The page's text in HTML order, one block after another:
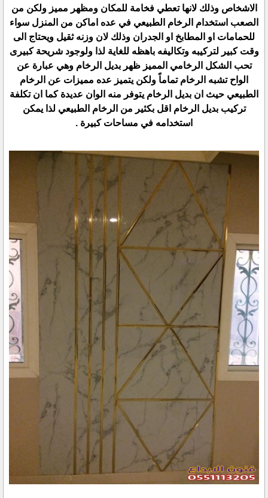
الاشخاص وذلك لانها تعطي فخامة للمكان ومظهر مميز ولكن من
الصعب استخدام الرخام الطبيعي في عده اماكن من المنزل سواء
للحمامات او المطابخ او الجدران وذلك لان وزنه ثقيل ويحتاج الى
وقت كبير لتركيبه وتكاليفه باهظه للغاية لذا ولوجود شريحة كبيرى
تحب الشكل الرخامي المميز ظهر بديل الرخام وهي عبارة عن
الواح تشبه الرخام تماماً ولكن يتميز عده مميزات عن الرخام
الطبيعي حيث ان بديل الرخام يتوفر منه الوان عديدة كما ان تكلفة
تركيب بديل الرخام اقل بكثير من الرخام الطبيعي لذا يمكن
استخدامه في مساحات كبيرة .